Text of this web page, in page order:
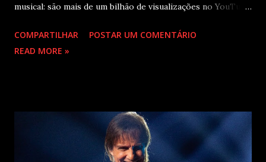
musical: são mais de um bilhão de visualizações no YouTube,
10 milhões de seguidores nas redes sociais, além de figurar
entre os nomes da prestigiada lista Forbes Under 30 de
milhões de plays em menos de 24 horas após o
lançamento. Com uma estética mais madura, o álbum marca
um novo capítulo na carreira do artista e, agora, ganha os
COMPARTILHAR
POSTAR UM COMENTÁRIO
READ MORE »